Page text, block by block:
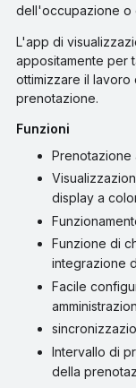
dell'occupazione o
L'app di
appositamente per
ottimizzare il lavoro
prenotazione.
Funzioni
Prenotazione
display a
Funzione di
integrazione
Facile
Intervallo di
della